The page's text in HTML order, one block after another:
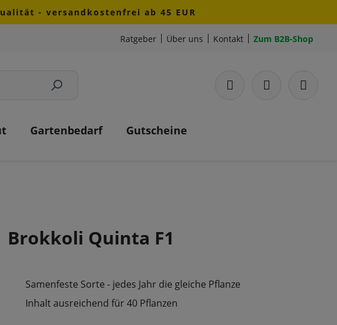
- versandkostenfrei ab 45 EUR
Ratgeber Über uns Kontakt Zum B2B-Shop
Gartenbedarf Gutscheine
Brokkoli Quinta F1
Samenfeste Sorte - jedes Jahr die gleiche Pflanze
Inhalt ausreichend für 40 Pflanzen